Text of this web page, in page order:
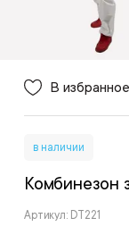
В избранное
в наличии
Комбинезон
Артикул: DT221